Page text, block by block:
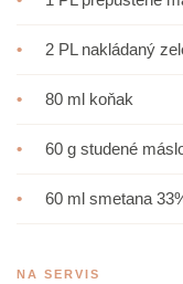
• 2 PL nakládaný
• 80 ml koňak
• 60 g studené
• 60 ml smetana
NA SERVIS